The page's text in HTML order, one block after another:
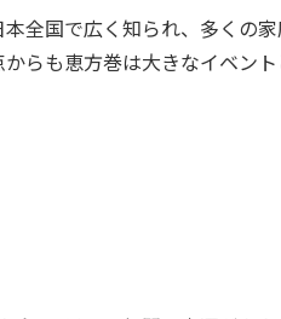
全国で広く知られ、多くの
らも恵方巻は大きなイベン